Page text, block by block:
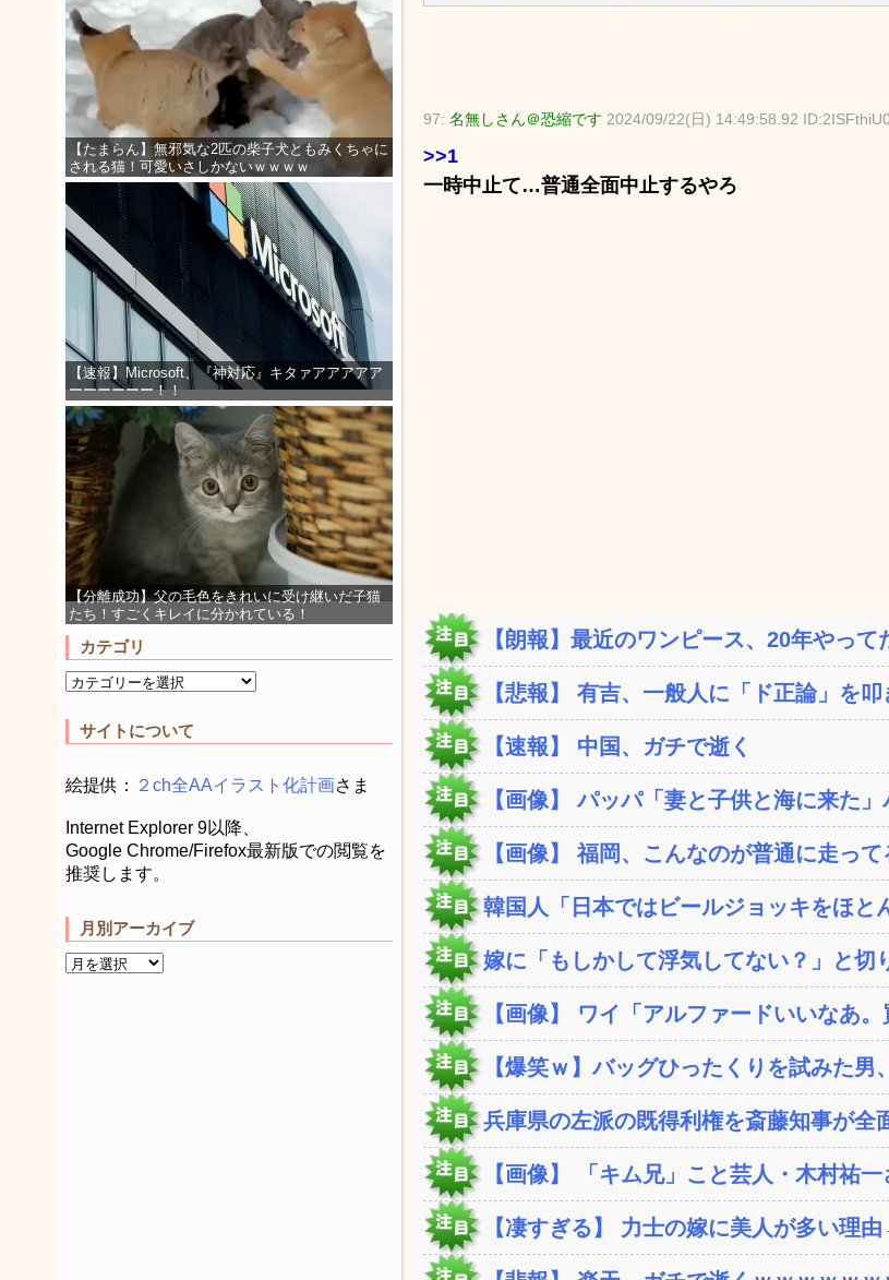
【たまらん】無邪気な2匹の柴子犬ともみくちゃに
される猫！可愛いさしかないｗｗｗｗ
【速報】Microsoft、『神対応』キタァアアアアア
ーーーーーー！！
【分離成功】父の毛色をきれいに受け継いだ子猫
たち！すごくキレイに分かれている！
カテゴリ
サイトについて
絵提供： ２ch全AAイラスト化計画さま
Internet Explorer 9以降、
Google Chrome/Firefox最新版での閲覧を
推奨します。
月別アーカイブ
97: 名無しさん＠恐縮です 2024/09/22(日) 14:49:58.92 ID:2ISFthiU0
>>1
一時中止て…普通全面中止するやろ
【朗報】最近のワンピース、20年やっ
【悲報】 有吉、一般人に「ド正論」を
【速報】 中国、ガチで逝く
【画像】 パッパ「妻と子供と海に来た
【画像】 福岡、こんなのが普通に走っ
韓国人「日本ではビールジョッキをほ
嫁に「もしかして浮気してない？」と
【画像】 ワイ「アルファードいいなあ
【爆笑ｗ】バッグひったくりを試みた男
兵庫県の左派の既得利権を斎藤知事が全
【画像】 「キム兄」こと芸人・木村祐
【凄すぎる】 力士の嫁に美人が多い理